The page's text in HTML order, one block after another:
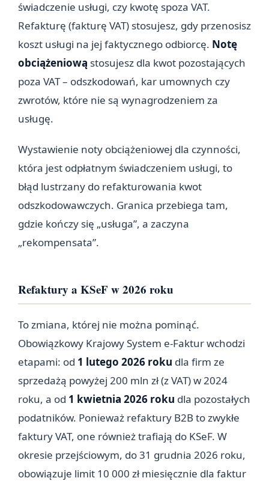
świadczenie usługi, czy kwotę spoza VAT.
Refakturę (fakturę VAT) stosujesz, gdy przenosisz
koszt usługi na jej faktycznego odbiorcę. Notę
obciążeniową stosujesz dla kwot pozostających
poza VAT – odszkodowań, kar umownych czy
zwrotów, które nie są wynagrodzeniem za
usługę.
Wystawienie noty obciążeniowej dla czynności,
która jest odpłatnym świadczeniem usługi, to
błąd lustrzany do refakturowania kwot
odszkodowawczych. Granica przebiega tam,
gdzie kończy się „usługa”, a zaczyna
„rekompensata”.
Refaktury a KSeF w 2026 roku
To zmiana, której nie można pominąć.
Obowiązkowy Krajowy System e-Faktur wchodzi
etapami: od 1 lutego 2026 roku dla firm ze
sprzedażą powyżej 200 mln zł (z VAT) w 2024
roku, a od 1 kwietnia 2026 roku dla pozostałych
podatników. Ponieważ refaktury B2B to zwykłe
faktury VAT, one również trafiają do KSeF. W
okresie przejściowym, do 31 grudnia 2026 roku,
obowiązuje limit 10 000 zł miesięcznie dla faktur